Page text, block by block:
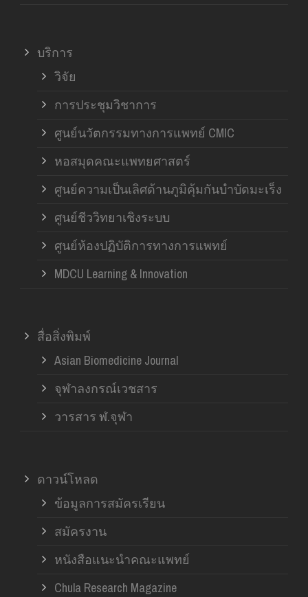
บริการ
วิจัย
การประชุมวิชาการ
ศูนย์นวัตกรรมทางการแพทย์ CMIC
หอสมุดคณะแพทยศาสตร์
ศูนย์ความเป็นเลิศด้านภูมิคุ้มกันบำบัดมะเร็ง
ศูนย์ชีววิทยาเชิงระบบ
ศูนย์ห้องปฏิบัติการทางการแพทย์
MDCU Learning & Innovation
สื่อสิ่งพิมพ์
Asian Biomedicine Journal
จุฬาลงกรณ์เวชสาร
วารสาร ฬ.จุฬา
ดาวน์โหลด
ข้อมูลการสมัครเรียน
สมัครงาน
หนังสือแนะนำคณะแพทย์
Chula Research Magazine